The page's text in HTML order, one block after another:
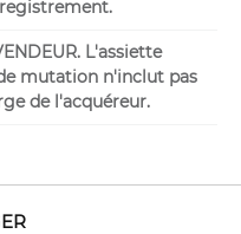
L'assiette
mutation n'inclut pas
de l'acquéreur.